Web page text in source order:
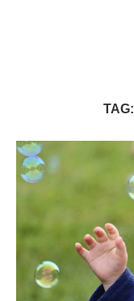
TAG: